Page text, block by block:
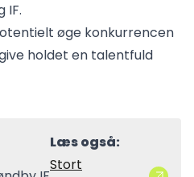
IF.
øge konkurrencen
holdet en talentfuld
Læs også:
Stort